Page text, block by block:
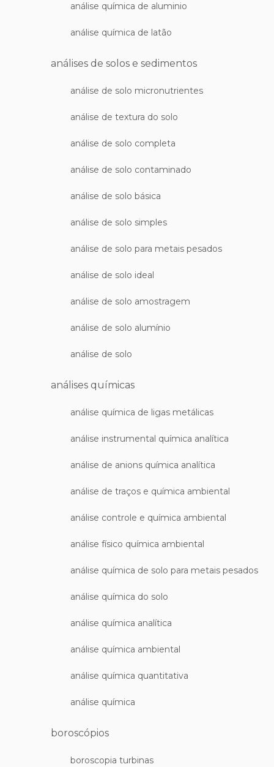
análise química de aluminio
análise química de latão
análises de solos e sedimentos
análise de solo micronutrientes
análise de textura do solo
análise de solo completa
análise de solo contaminado
análise de solo básica
análise de solo simples
análise de solo para metais pesados
análise de solo ideal
análise de solo amostragem
análise de solo alumínio
análise de solo
análises químicas
análise química de ligas metálicas
análise instrumental química analítica
análise de anions química analítica
análise de traços e química ambiental
análise controle e química ambiental
análise físico química ambiental
análise química de solo para metais pesados
análise química do solo
análise química analítica
análise química ambiental
análise química quantitativa
análise química
boroscópios
boroscopia turbinas